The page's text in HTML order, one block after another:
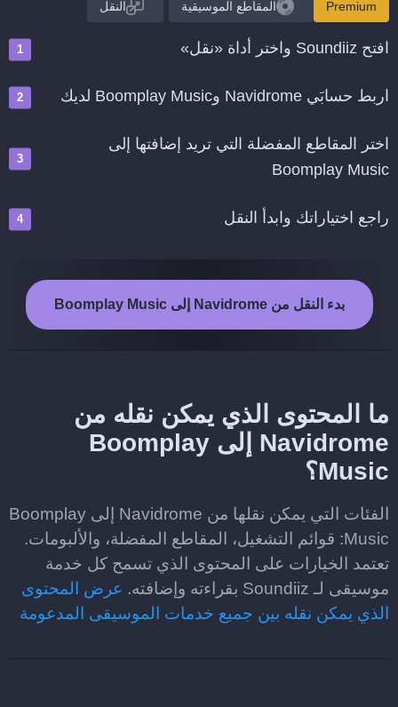
Premium المقاطع الموسيقية النقل
افتح Soundiiz واختر أداة «نقل»
اربط حسابَي Navidrome وBoomplay Music لديك
اختر المقاطع المفضلة التي تريد إضافتها إلى
Boomplay Music
راجع اختياراتك وابدأ النقل
بدء النقل من Navidrome إلى Boomplay Music
ما المحتوى الذي يمكن نقله من
Navidrome إلى Boomplay
Music؟
الفئات التي يمكن نقلها من Navidrome إلى Boomplay
Music: قوائم التشغيل، المقاطع المفضلة، والألبومات.
تعتمد الخيارات على المحتوى الذي تسمح كل خدمة
موسيقى لـ Soundiiz بقراءته وإضافته.
عرض المحتوى
الذي يمكن نقله بين جميع خدمات الموسيقى المدعومة